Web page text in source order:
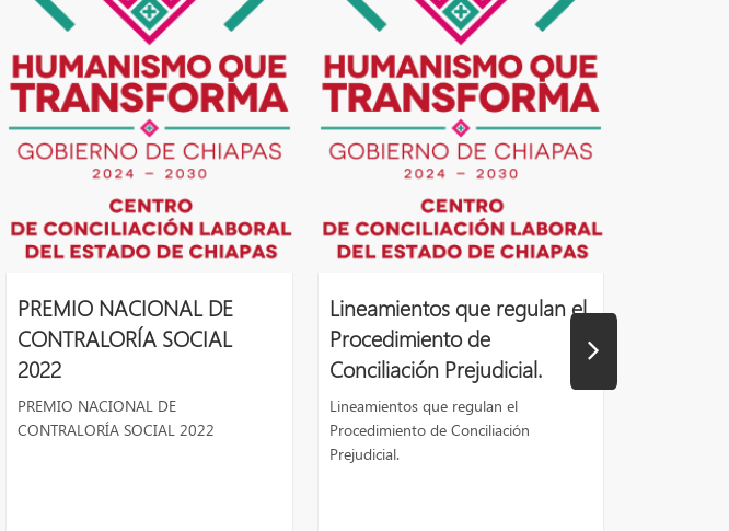
PREMIO NACIONAL DE
CONTRALORÍA SOCIAL
2022
PREMIO NACIONAL DE
CONTRALORÍA SOCIAL 2022
Lineamientos que regulan el
Procedimiento de
Conciliación Prejudicial.
Lineamientos que regulan el
Procedimiento de Conciliación
Prejudicial.